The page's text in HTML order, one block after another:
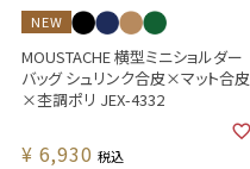
NEW
MOUSTACHE 横型ミニショルダー
バッグ シュリンク合皮×マット合皮
×杢調ポリ JEX-4332
¥ 6,930 税込